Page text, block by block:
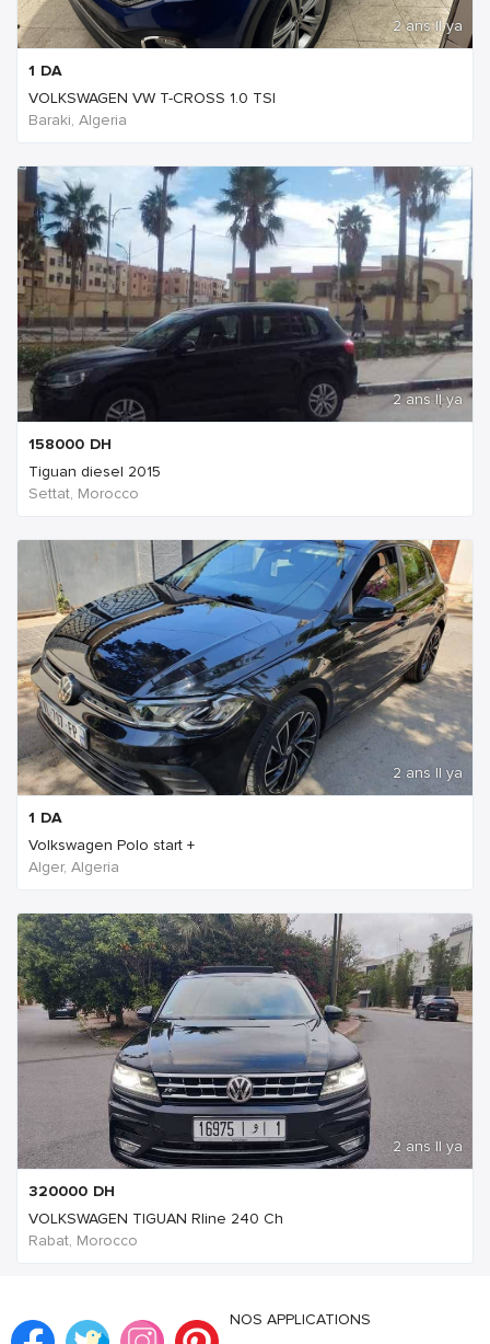
2 ans Il ya
1 DA
VOLKSWAGEN VW T-CROSS 1.0 TSI
Baraki, Algeria
2 ans Il ya
158000 DH
Tiguan diesel 2015
Settat, Morocco
2 ans Il ya
1 DA
Volkswagen Polo start +
Alger, Algeria
2 ans Il ya
320000 DH
VOLKSWAGEN TIGUAN Rline 240 Ch
Rabat, Morocco
NOS APPLICATIONS